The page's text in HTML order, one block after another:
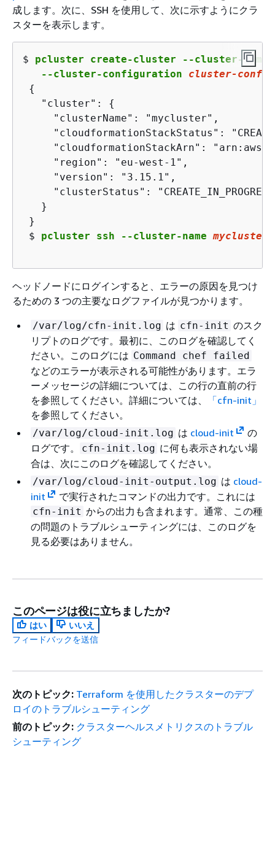
成します。次に、SSH を使用して、次に示すようにクラ
スターを表示します。
$ pcluster create-cluster --cluster-name
   --cluster-configuration
cluster-
{
   "cluster":
{
     "clusterName": "mycluster",
"cloudformationStackStatus":
"cloudformationStackArn":
     "region": "eu-west-1",
     "version": "3.15.1",
"clusterStatus":
   }
}
$ pcluster ssh --cluster-name mycluster
ヘッドノードにログインすると、エラーの原因を見つけ
るための 3 つの主要なログファイルが見つかります。
/var/log/cfn-init.log は cfn-init のスク
リプトのログです。最初に、このログを確認してく
ださい。このログには Command chef failed
などのエラーが表示される可能性があります。エラ
ーメッセージの詳細については、この行の直前の行
を参照してください。詳細については、
「cfn-init」
を参照してください。
/var/log/cloud-init.log は cloud-init
の
ログです。
cfn-init.log に何も表示されない場
合は、次にこのログを確認してください。
/var/log/cloud-init-output.log は cloud-
init
で実行されたコマンドの出力です。これには
cfn-init からの出力も含まれます。通常、この種
の問題のトラブルシューティングには、このログを
見る必要はありません。
このページは役に立ちましたか?
はい
いいえ
フィードバックを送信
次のトピック: Terraform を使用したクラスターのデプ
ロイのトラブルシューティング
前のトピック: クラスターヘルスメトリクスのトラブル
シューティング